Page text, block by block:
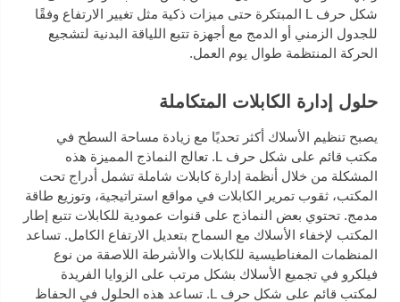
شكل حرف L المبتكرة حتى ميزات ذكية مثل تغيير الارتفاع وفقًا
للجدول الزمني أو الدمج مع أجهزة تتبع اللياقة البدنية لتشجيع
الحركة المنتظمة طوال يوم العمل.
حلول إدارة الكابلات المتكاملة
يصبح تنظيم الأسلاك أكثر تحديًا مع زيادة مساحة السطح في
مكتب قائم على شكل حرف L. تعالج النماذج المميزة هذه
المشكلة من خلال أنظمة إدارة كابلات شاملة تشمل أدراج تحت
المكتب، ثقوب تمرير الكابلات في مواقع استراتيجية، وتوزيع طاقة
مدمج. تحتوي بعض النماذج على قنوات عمودية للكابلات تتبع إطار
المكتب لإخفاء الأسلاك مع السماح بتعديل الارتفاع الكامل. تساعد
المنظمات المغناطيسية للكابلات والأشرطة اللاصقة من نوع
فيلكرو في تجميع الأسلاك بشكل مرتب على الزوايا الفريدة
لمكتب قائم على شكل حرف L. تساعد هذه الحلول في الحفاظ